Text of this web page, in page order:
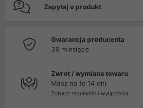
Zapytaj o produkt
Gwarancja producenta
36 miesiące
Zwrot / wymiana towaru
Masz na to 14 dni.
Zobacz regulamin i wyłączenia...